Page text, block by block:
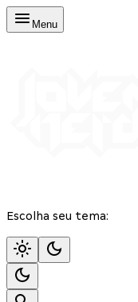
Menu
Escolha seu tema: